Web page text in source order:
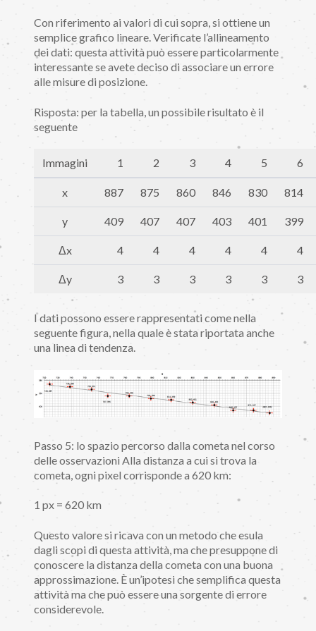
Con riferimento ai valori di cui sopra, si ottiene un
semplice grafico lineare. Verificate l’allineamento
dei dati: questa attività può essere particolarmente
interessante se avete deciso di associare un errore
alle misure di posizione.
Risposta: per la tabella, un possibile risultato è il
seguente
Immagini 1 2 3 4 5 6
x 887 875 860 846 830 814
y 409 407 407 403 401 399
Δx 4 4 4 4 4 4
Δy 3 3 3 3 3 3
I dati possono essere rappresentati come nella
seguente figura, nella quale è stata riportata anche
una linea di tendenza.
Passo 5: lo spazio percorso dalla cometa nel corso
delle osservazioni Alla distanza a cui si trova la
cometa, ogni pixel corrisponde a 620 km:
1 px = 620 km
Questo valore si ricava con un metodo che esula
dagli scopi di questa attività, ma che presuppone di
conoscere la distanza della cometa con una buona
approssimazione. È un’ipotesi che semplifica questa
attività ma che può essere una sorgente di errore
considerevole.